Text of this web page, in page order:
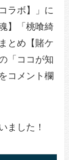
ラボ】」に
】「桃喰綺
とめ【賭ケ
「ココが知
コメント欄
ました！